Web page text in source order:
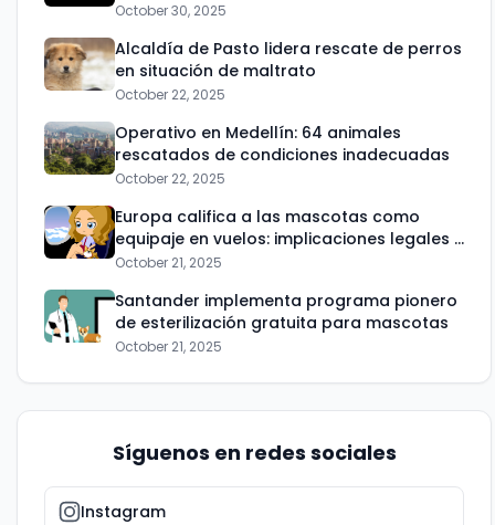
October 30, 2025
Alcaldía de Pasto lidera rescate de perros
en situación de maltrato
October 22, 2025
Operativo en Medellín: 64 animales
rescatados de condiciones inadecuadas
October 22, 2025
Europa califica a las mascotas como
equipaje en vuelos: implicaciones legales y
prácticas
October 21, 2025
Santander implementa programa pionero
de esterilización gratuita para mascotas
October 21, 2025
Síguenos en redes sociales
Instagram